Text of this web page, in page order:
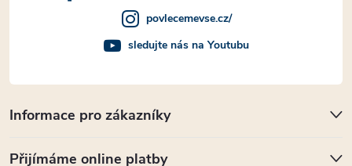
Informace pro zákazníky
Přijímáme online platby
povlecemevse.cz/
sledujte nás na Youtubu